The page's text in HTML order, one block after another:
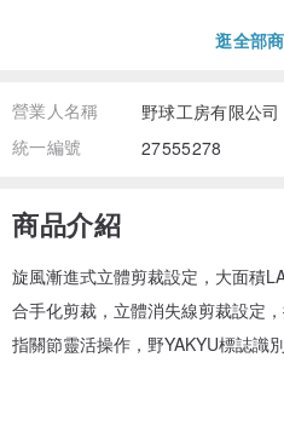
逛全部
營業人名稱
野球工房有限公司
統一編號
27555278
商品介紹
旋風漸進式立體剪裁設定，大面積
合手化剪裁，立體消失線剪裁設定，
指關節靈活操作，野YAKYU標誌識別